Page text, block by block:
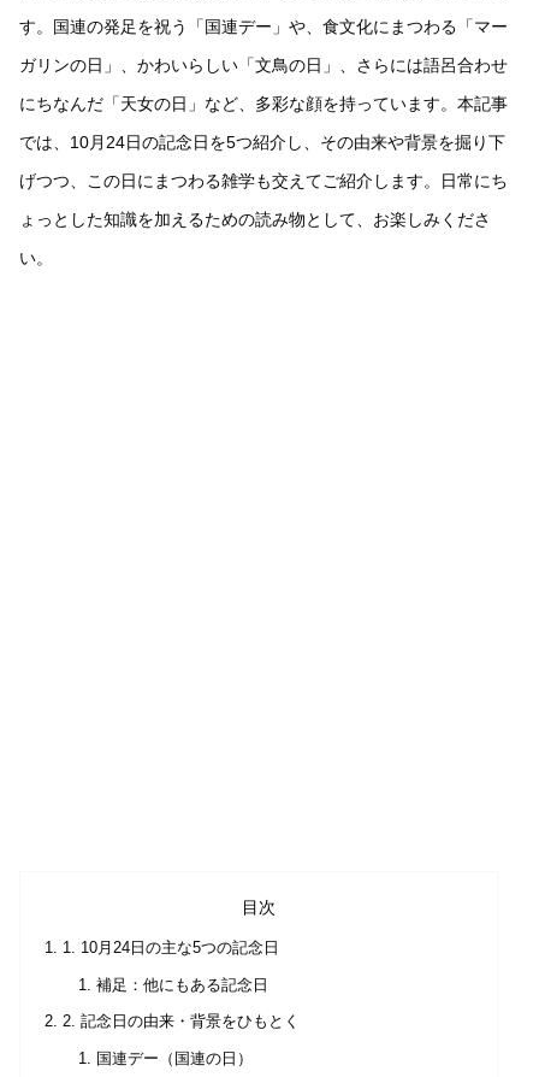
す。国連の発足を祝う「国連デー」や、食文化にまつわる「マー
ガリンの日」、かわいらしい「文鳥の日」、さらには語呂合わせ
にちなんだ「天女の日」など、多彩な顔を持っています。本記事
では、10月24日の記念日を5つ紹介し、その由来や背景を掘り下
げつつ、この日にまつわる雑学も交えてご紹介します。日常にち
ょっとした知識を加えるための読み物として、お楽しみくださ
い。
目次
1. 10月24日の主な5つの記念日
補足：他にもある記念日
2. 記念日の由来・背景をひもとく
国連デー（国連の日）